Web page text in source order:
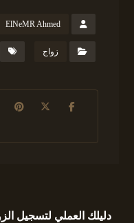
ElNeMR Ahmed
زواج
دليلك العملي لتسجيل